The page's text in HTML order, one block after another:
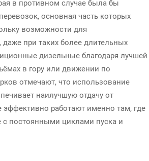
в противном случае была бы
основная часть которых
возможности для
при таких более длительных
дизельные благодаря лучшей
в гору или движении по
отмечают, что использование
наилучшую отдачу от
эффективно работают именно там, где
с постоянными циклами пуска и